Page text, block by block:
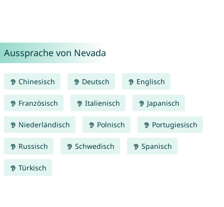
Aussprache von Nevada
Chinesisch Deutsch Englisch
Französisch Italienisch Japanisch
Niederländisch Polnisch Portugiesisch
Russisch Schwedisch Spanisch
Türkisch